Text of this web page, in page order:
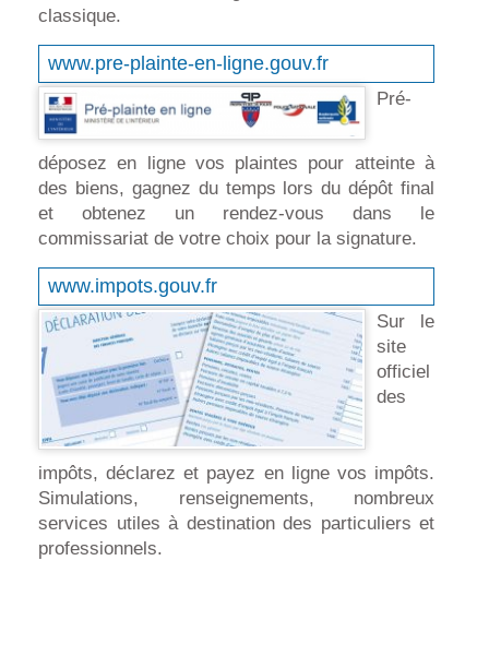
classique.
www.pre-plainte-en-ligne.gouv.fr
Pré-
déposez en ligne vos plaintes pour atteinte à
des biens, gagnez du temps lors du dépôt final
et obtenez un rendez-vous dans le
commissariat de votre choix pour la signature.
www.impots.gouv.fr
Sur le
site
officiel
des
impôts, déclarez et payez en ligne vos impôts.
Simulations, renseignements, nombreux
services utiles à destination des particuliers et
professionnels.